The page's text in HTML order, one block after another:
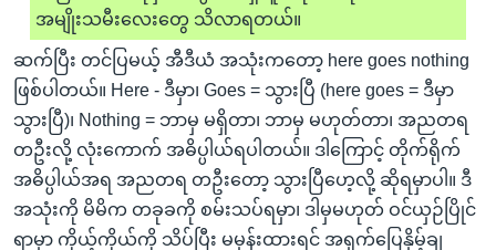
အမျိုးသမီးလေးတွေ သိလာရတယ်။
ဆက်ပြီး တင်ပြမယ့် အီဒီယံ အသုံးကတော့ here goes nothing
ဖြစ်ပါတယ်။ Here - ဒီမှာ၊ Goes = သွားပြီ (here goes = ဒီမှာ
သွားပြီ)၊ Nothing = ဘာမှ မရှိတာ၊ ဘာမှ မဟုတ်တာ၊ အညတရ
တဦးလို့ လုံးကောက် အဓိပ္ပါယ်ရပါတယ်။ ဒါကြောင့် တိုက်ရိုက်
အဓိပ္ပါယ်အရ အညတရ တဦးတော့ သွားပြီဟေ့လို့ ဆိုရမှာပါ။ ဒီ
အသုံးကို မိမိက တခုခကို စမ်းသပ်ရမှာ၊ ဒါမှမဟုတ် ဝင်ယှဉ်ပြိုင်
ရာမှာ ကိုယ့်ကိုယ်ကို သိပ်ပြီး မမှန်းထားရင် အရှက်ပြေနှိမ့်ချ